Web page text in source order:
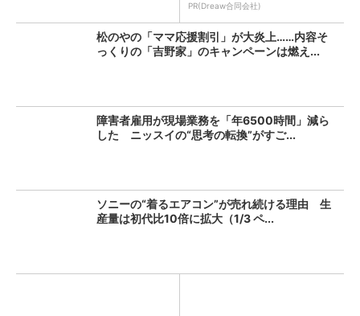
PR(Dreaw合同会社)
松のやの「ママ応援割引」が大炎上……内容そ
っくりの「吉野家」のキャンペーンは燃え...
障害者雇用が現場業務を「年6500時間」減ら
した ニッスイの“思考の転換”がすご...
ソニーの“着るエアコン”が売れ続ける理由 生
産量は初代比10倍に拡大（1/3 ペ...